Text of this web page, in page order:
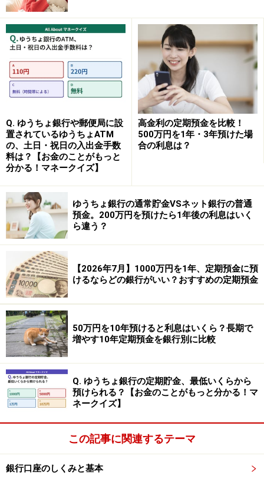
預入期間：1年
預入金額：100万円以上300万円以下（1円単位）
※1人300万円まで。特別金利プラン適用。終了時期は未
定。
※新規口座開設であれば、「新規口座開設限定定期預
金」が利用でき、1年ものの金利が年1.25％になる。預入
金額は100万円以上1000万円以内で、3カ月ものと1年も
のを合わせて1人1000万円が上限。預入期限は口座開設
日の翌々月末まで。
④オリックス銀行
商品名：eダイレクト定期預金～インターネット取
引専用預金～スーパー定期300
金利：1.05％
預入期間：1年
預入金額：300万円以上1000万円未満（1円単位）
※新規口座開設の場合は、「eダイレクト定期預金 優遇金
利プログラム」が利用でき、1年ものは金利年1.20％とな
る。預入上限額は1000万円。申し込みは、口座開設日か
ら翌々月末日まで。
商品名：清水みなとインターネット支店専用定期預
金（Bon Voyage）
Q. ゆうちょ銀行や郵便局に設
置されているゆうちょATM
の、土日・祝日の入出金手数
料は？【お金のことがもっと
分かる！マネークイズ】
高金利の定期預金を比較！
500万円を1年・3年預けた場
合の利息は？
ゆうちょ銀行の通常貯金VSネット銀行の普通
預金。200万円を預けたら1年後の利息はいく
ら違う？
【2026年7月】1000万円を1年、定期預金に預
けるならどの銀行がいい？おすすめの定期預金
50万円を10年預けると利息はいくら？長期で
増やす10年定期預金を銀行別に比較
Q. ゆうちょ銀行の定期貯金、最低いくらから
預けられる？【お金のことがもっと分かる！マ
ネークイズ】
この記事に関連するテーマ
銀行口座のしくみと基本